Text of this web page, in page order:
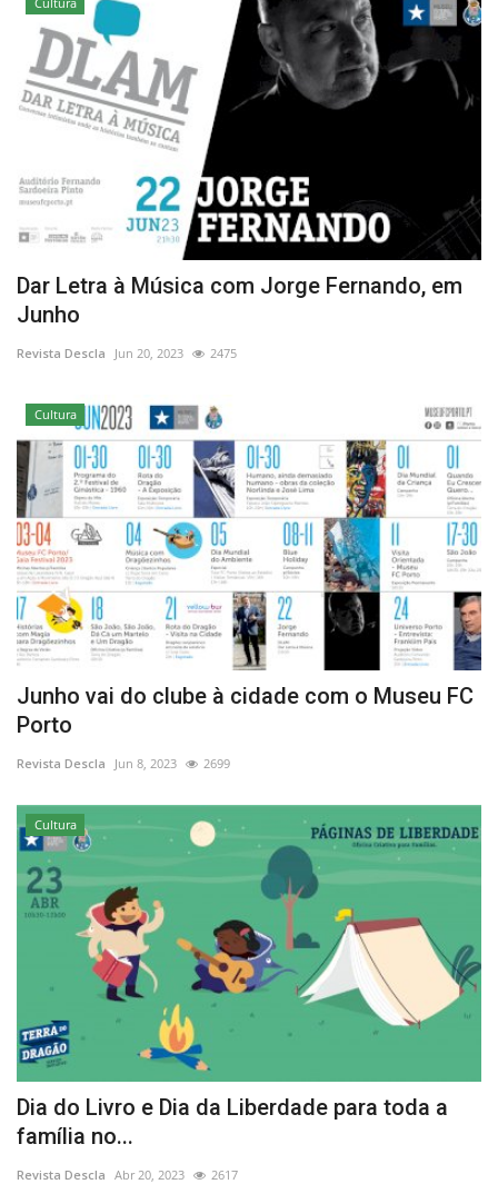
Dar Letra à Música com Jorge Fernando, em
Junho
Revista Descla Jun 20, 2023 2475
Cultura
Junho vai do clube à cidade com o Museu FC
Porto
Revista Descla Jun 8, 2023 2699
Cultura
Dia do Livro e Dia da Liberdade para toda a
família no...
Revista Descla Abr 20, 2023 2617